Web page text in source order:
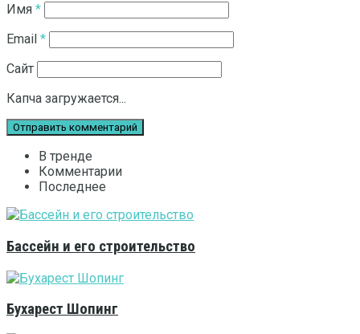
Имя *
Email *
Сайт
Капча загружается...
В тренде
Комментарии
Последнее
Бассейн и его строительство
Бухарест Шопинг